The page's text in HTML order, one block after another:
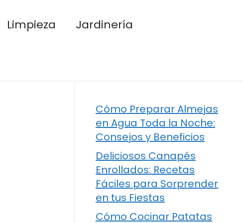
Limpieza
Jardinería
Cómo Preparar Almejas
en Agua Toda la Noche:
Consejos y Beneficios
Deliciosos Canapés
Enrollados: Recetas
Fáciles para Sorprender
en tus Fiestas
Cómo Cocinar Patatas